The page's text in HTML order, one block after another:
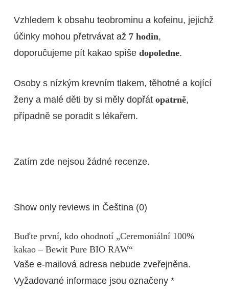
Vzhledem k obsahu teobrominu a kofeinu, jejichž
účinky mohou přetrvávat až 7 hodin,
doporučujeme pít kakao spíše dopoledne.
Osoby s nízkým krevním tlakem, těhotné a kojící
ženy a malé děti by si měly dopřát opatrně,
případně se poradit s lékařem.
Zatím zde nejsou žádné recenze.
Show only reviews in Čeština (0)
Buďte první, kdo ohodnotí „Ceremoniální 100%
kakao – Bewit Pure BIO RAW“
Vaše e-mailová adresa nebude zveřejněna.
Vyžadované informace jsou označeny *